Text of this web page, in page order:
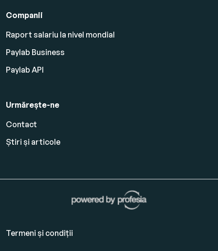
Companii
Raport salariu la nivel mondial
Paylab Business
Paylab API
Urmărește-ne
Contact
Știri și articole
Termeni și condiții